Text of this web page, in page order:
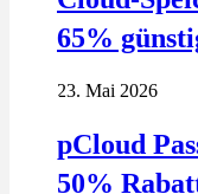
65%
23. Mai 2026
pCloud
50%